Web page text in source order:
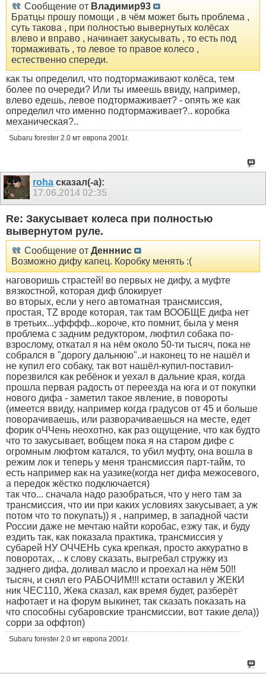
Сообщение от Владимир93
Братцы прошу помощи , в чём может быть проблема ,
суть такова , при полностью вывернутых колёсах
влево и вправо , начинает закусывать , то есть под
тормаживать , то левое то правое колесо ,
естественно спереди.
как ты определил, что подтормаживают колёса, тем
более по очереди? Или ты имеешь ввиду, например,
влево едешь, левое подтормаживает? - опять же как
определил что именно подтормаживает?.. коробка
механическая?..
Subaru forester 2.0 мт европа 2001г.
roha сказал(-а):
17.06.2014 02:35
Re: Закусывает колеса при полностью
вывернутом руле.
Сообщение от Денннис
Возможно дифу капец. Коробку менять :(
наговоришь страстей! во первых не дифу, а муфте
вязкостной, которая диф блокирует
во вторых, если у него автоматная трансмиссия,
простая, TZ вроде которая, так там ВООБЩЕ дифа нет
в третьих...уфффф...короче, кто помнит, была у меня
проблема с задним редуктором, люфтил собака по-
взрослому, откатал я на нём около 50-ти тысяч, пока не
собрался в "дорогу дальнюю"..и наконец то не нашёл и
не купил его собаку, так вот нашёл-купил-поставил-
порезвился как ребёнок и уехал в дальние края, когда
прошла первая радость от переезда на юга и от покупки
нового дифа - заметил такое явление, в повороты
(имеется ввиду, например когда градусов от 45 и больше
поворачиваешь, или разворачиваешься на месте, едет
форик оЧЧень неохотно, как раз ощущение, что как будто
что то закусывает, вобщем пока я на старом дифе с
огромным люфтом катался, то убил муфту, она вошла в
режим лок и теперь у меня трансмиссия парт-тайм, то
есть например как на уазике(когда нет дифа межосевого,
а передок жёстко подключается)
так что... сначала надо разобраться, что у него там за
трансмиссия, что ии при каких условиях закусывает, а уж
потом что то покупать)) я , например, в западной части
России даже не мечтаю найти коробас, езжу так, и буду
ездить так, как показала практика, трансмиссия у
субарей НУ ОЧЧЕНЬ сука крепкая, просто аккуратно в
поворотах, .. к слову сказать, выгребал стружку из
заднего дифа, доливал масло и проехал на нём 50!!
тысяч, и снял его РАБОЧИМ!!! кстати оставил у ЖЕКИ
ник ЧЕС110, Жека сказал, как время будет, разберёт
нафотает и на форум выкинет, так сказать показать на
что способны субаровские трансмиссии, вот такие дела))
сорри за оффтоп)
Subaru forester 2.0 мт европа 2001г.